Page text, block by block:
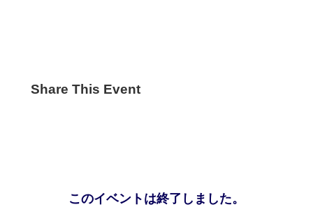
Share This Event
このイベントは終了しました。